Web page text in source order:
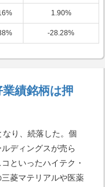
1.90%
-28.28%
績銘柄は押
り、続落した。個
ディングスが売ら
といったハイテク・
菱マテリアルや医薬